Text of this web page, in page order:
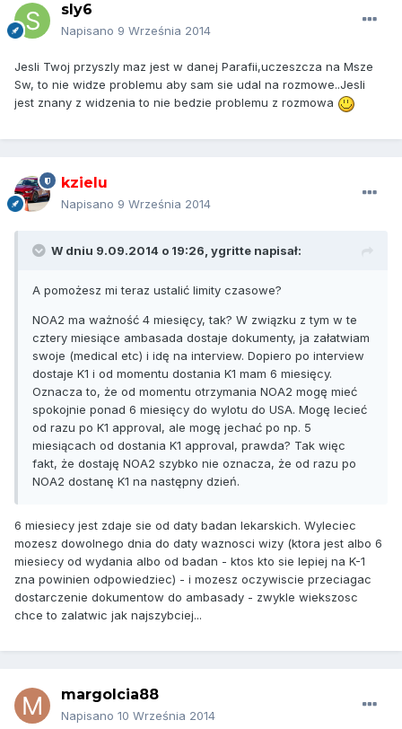
sly6
Napisano 9 Września 2014
Jesli Twoj przyszly maz jest w danej Parafii,uczeszcza na Msze
Sw, to nie widze problemu aby sam sie udal na rozmowe..Jesli
jest znany z widzenia to nie bedzie problemu z rozmowa
kzielu
Napisano 9 Września 2014
W dniu 9.09.2014 o 19:26, ygritte napisał:
A pomożesz mi teraz ustalić limity czasowe?
NOA2 ma ważność 4 miesięcy, tak? W związku z tym w te
cztery miesiące ambasada dostaje dokumenty, ja załatwiam
swoje (medical etc) i idę na interview. Dopiero po interview
dostaje K1 i od momentu dostania K1 mam 6 miesięcy.
Oznacza to, że od momentu otrzymania NOA2 mogę mieć
spokojnie ponad 6 miesięcy do wylotu do USA. Mogę lecieć
od razu po K1 approval, ale mogę jechać po np. 5
miesiącach od dostania K1 approval, prawda? Tak więc
fakt, że dostaję NOA2 szybko nie oznacza, że od razu po
NOA2 dostanę K1 na następny dzień.
6 miesiecy jest zdaje sie od daty badan lekarskich. Wyleciec
mozesz dowolnego dnia do daty waznosci wizy (ktora jest albo 6
miesiecy od wydania albo od badan - ktos kto sie lepiej na K-1
zna powinien odpowiedziec) - i mozesz oczywiscie przeciagac
dostarczenie dokumentow do ambasady - zwykle wiekszosc
chce to zalatwic jak najszybciej...
margolcia88
Napisano 10 Września 2014